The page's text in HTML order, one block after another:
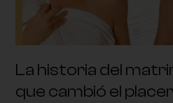
La historia del
que cambió el